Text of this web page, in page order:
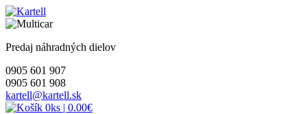
Skip
to
Predaj náhradných dielov
0905 601 907
0905 601 908
kartell@kartell.sk
0ks | 0.00€